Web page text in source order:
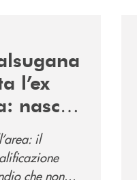
l’ex
nasce
banca
il
che non